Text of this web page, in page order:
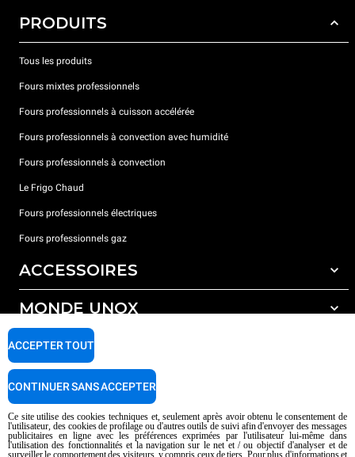
PRODUITS
Tous les produits
Fours mixtes professionnels
Fours professionnels à cuisson accélérée
Fours professionnels à convection avec humidité
Fours professionnels à convection
Le Frigo Chaud
Fours professionnels électriques
Fours professionnels gaz
ACCESSOIRES
Tous les accessoires
Détergents pour lavage automatique
Détergents pour lavage manuel
Traitement de l'eau avec filtres à résine
MONDE UNOX
Nos bureaux dans le monde
SUPPORT
Garantie Unox
Trouver les Centres SAV
AI Content Disclaimer
Privacy policy Cookie policy
Ce site utilise des cookies techniques et, seulement après avoir obtenu le consentement de
l'utilisateur, des cookies de profilage ou d'autres outils de suivi afin d'envoyer des messages
publicitaires en ligne avec les préférences exprimées par l'utilisateur lui-même dans
l'utilisation des fonctionnalités et la navigation sur le net et / ou objectif d'analyser et de
surveiller le comportement des visiteurs, y compris ceux de tiers. Pour plus d'informations et
ACCEPTER TOUT
CONTINUER SANS ACCEPTER